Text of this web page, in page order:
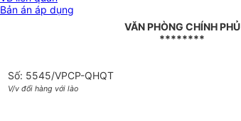
Bản án áp dụng
VĂN PHÒNG CHÍNH PHỦ
********
Số: 5545/VPCP-QHQT
V/v đổi hàng với lào